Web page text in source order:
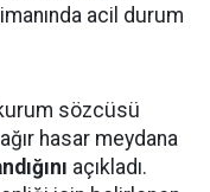
acil durum
sözcüsü
hasar meydana
açıkladı.